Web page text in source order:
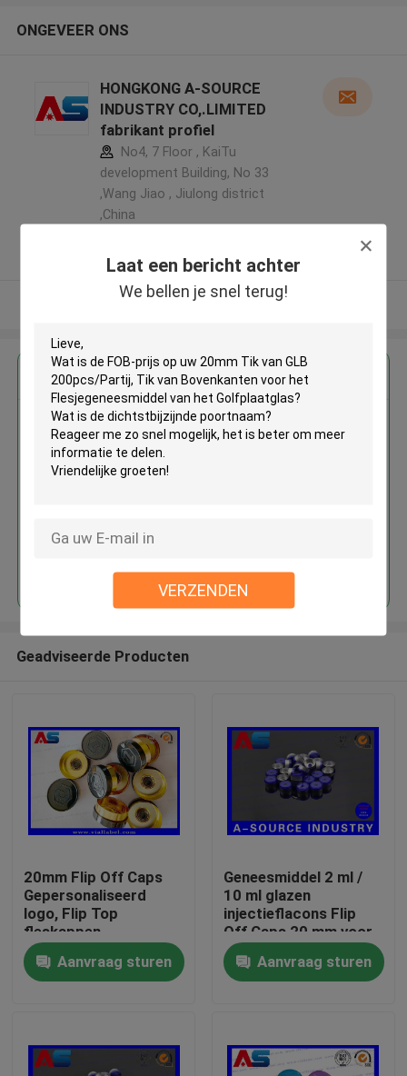
Laat een bericht achter
We bellen je snel terug!
VERZENDEN
Huis
Ongeveer ons
ONGEVEER ONS
HONGKONG A-SOURCE
INDUSTRY CO,.LIMITED
fabrikant profiel
No4, 7 Floor , KaiTu
development Building, No 33
,Wang Jiao , Jiulong district
,China
Geverifieerde Leverancier
Bekijk meer
Krijg de beste prijs voor
20mm Tik van GLB
200pcs/Partij, Tik van
Bovenkanten voor het
Geadviseerde Producten
20mm Flip Off Caps
Gepersonaliseerd
logo, Flip Top
fleskappen
gegraveerd Custom
logo MOQ 30000pcs
Aanvraag sturen
Geneesmiddel 2 ml /
10 ml glazen
injectieflacons Flip
Off Caps 20 mm voor
orale oplossing /
infusie kleine glazen
fles
Aanvraag sturen